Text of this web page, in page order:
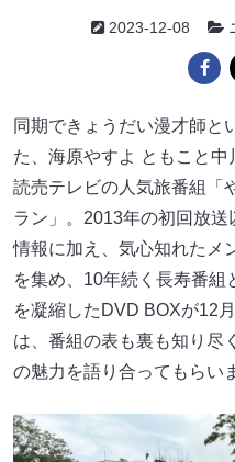
2023-12-08
同期できょうだい漫才師と
た、海原やすよ ともこと
読売テレビの人気旅番組「
ラン」。2013年の初回放
情報に加え、気心知れたメ
を集め、10年続く長寿番組
を凝縮したDVD BOXが12
は、番組の表も裏も知り尽
の魅力を語り合ってもらい